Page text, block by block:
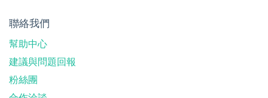
聯絡我們
幫助中心
建議與問題回報
粉絲團